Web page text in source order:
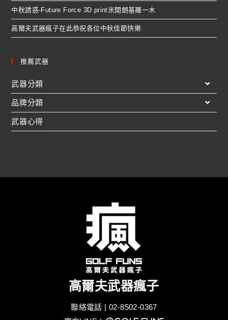
中秋誘惑-Future Force 3D print米開朗基羅一木
高爾夫武器瘋子在此恭祝各位中秋佳節快樂
推薦武器
武器分類
品牌分類
武器心得
高爾夫武器瘋子
聯絡電話 | 02-8502-0367